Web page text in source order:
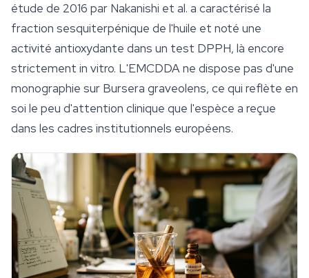
étude de 2016 par Nakanishi et al. a caractérisé la
fraction sesquiterpénique de l'huile et noté une
activité antioxydante dans un test DPPH, là encore
strictement in vitro. L'EMCDDA ne dispose pas d'une
monographie sur Bursera graveolens, ce qui reflète en
soi le peu d'attention clinique que l'espèce a reçue
dans les cadres institutionnels européens.